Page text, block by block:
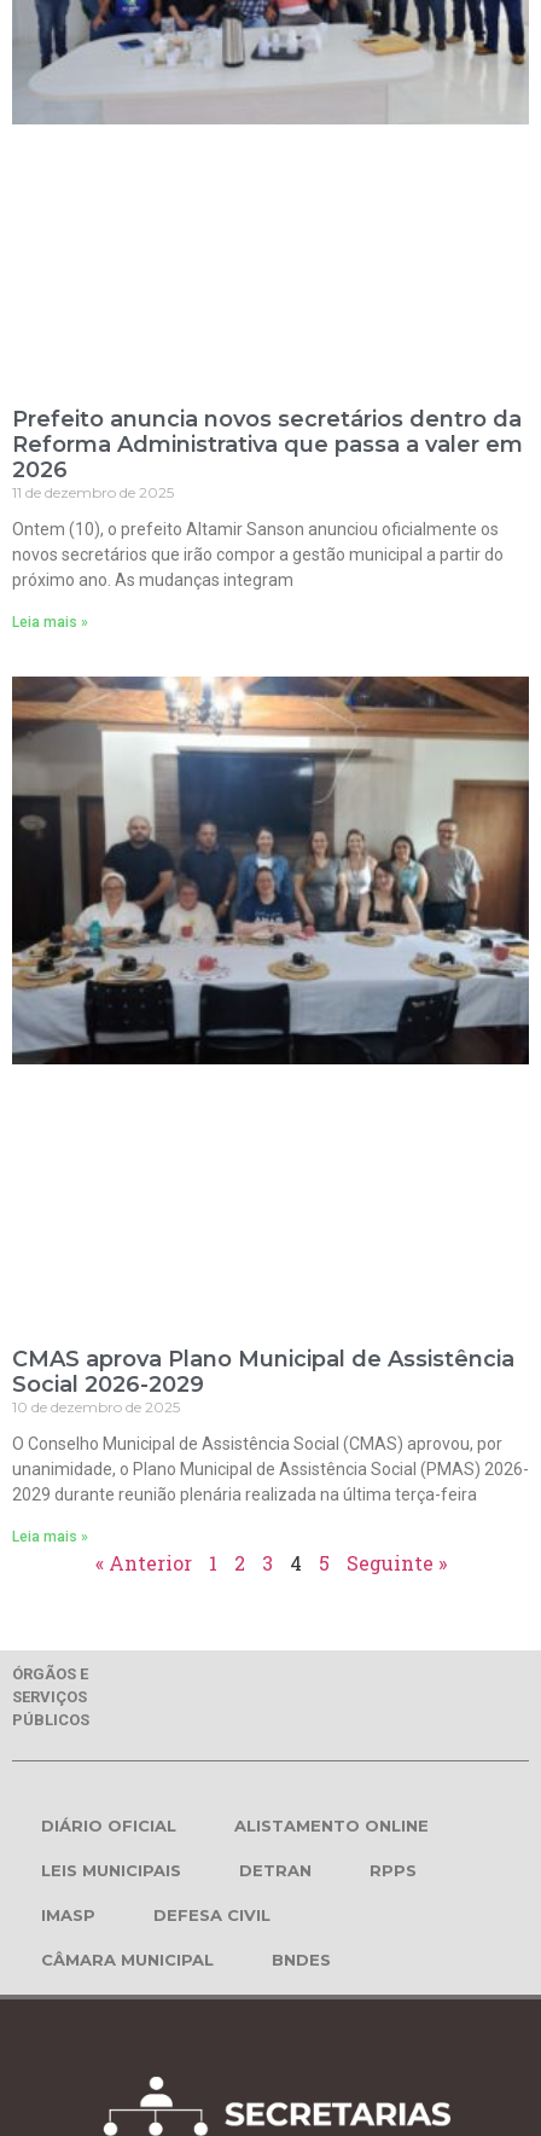
Prefeito anuncia novos secretários dentro da
Reforma Administrativa que passa a valer em
2026
11 de dezembro de 2025
Ontem (10), o prefeito Altamir Sanson anunciou oficialmente os
novos secretários que irão compor a gestão municipal a partir do
próximo ano. As mudanças integram
Leia mais »
CMAS aprova Plano Municipal de Assistência
Social 2026-2029
10 de dezembro de 2025
O Conselho Municipal de Assistência Social (CMAS) aprovou, por
unanimidade, o Plano Municipal de Assistência Social (PMAS) 2026-
2029 durante reunião plenária realizada na última terça-feira
Leia mais »
« Anterior 1 2 3 4 5 Seguinte »
ÓRGÃOS E
SERVIÇOS
PÚBLICOS
DIÁRIO OFICIAL ALISTAMENTO ONLINE
LEIS MUNICIPAIS DETRAN RPPS
IMASP DEFESA CIVIL
CÂMARA MUNICIPAL BNDES